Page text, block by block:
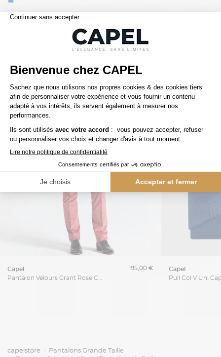
Nos clients aiment aussi
capel
Pantalon Velours Grant Rose Capel Grande Taille
195,00 € capel
capelstore
Pantalons Grande Taille